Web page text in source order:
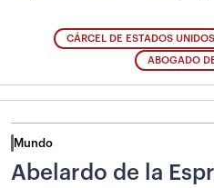
CÁRCEL DE ESTADOS UNIDOS
ABOGADO
Mundo
Abelardo de la